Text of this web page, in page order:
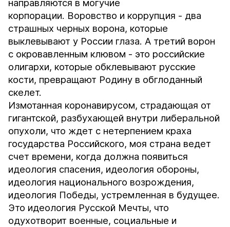
направляются в могучие
корпорации. Воровство и коррупция - два
страшных черных ворона, которые
выклевывают у России глаза. А третий ворон
с окровавленным клювом - это российские
олигархи, которые обклевывают русские
кости, превращают Родину в обглоданный
скелет.
Измотанная коронавирусом, страдающая от
гигантской, разбухающей внутри либеральной
опухоли, что ждет с нетерпением краха
государства Российского, моя страна ведет
счет времени, когда должна появиться
идеология спасения, идеология обороны,
идеология национального возрождения,
идеология Победы, устремленная в будущее.
Это идеология Русской Мечты, что
одухотворит военные, социальные и